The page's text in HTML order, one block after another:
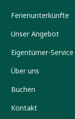
Ferienunterkünfte
Unser Angebot
Eigentümer-Service
Über uns
Buchen
Kontakt